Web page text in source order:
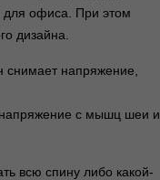
для офиса. При этом
дизайна.
снимает напряжение,
с мышц шеи и
всю спину либо какой-